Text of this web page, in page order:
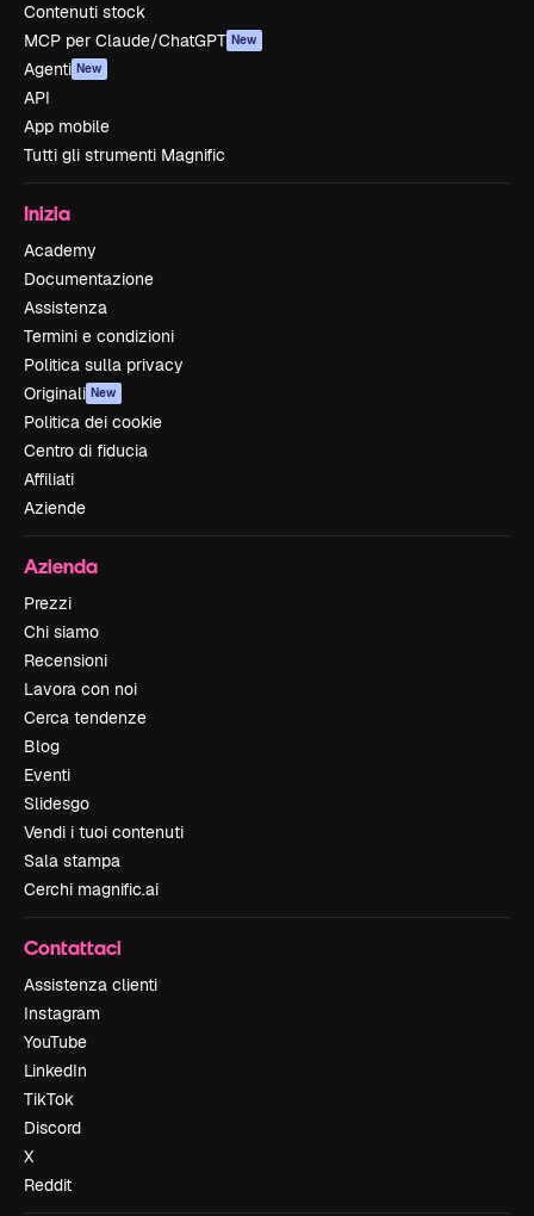
Contenuti stock
MCP per Claude/ChatGPT New
Agenti New
API
App mobile
Tutti gli strumenti Magnific
Inizia
Academy
Documentazione
Assistenza
Termini e condizioni
Politica sulla privacy
Originali New
Politica dei cookie
Centro di fiducia
Affiliati
Aziende
Azienda
Prezzi
Chi siamo
Recensioni
Lavora con noi
Cerca tendenze
Blog
Eventi
Slidesgo
Vendi i tuoi contenuti
Sala stampa
Cerchi magnific.ai
Contattaci
Assistenza clienti
Instagram
YouTube
LinkedIn
TikTok
Discord
X
Reddit